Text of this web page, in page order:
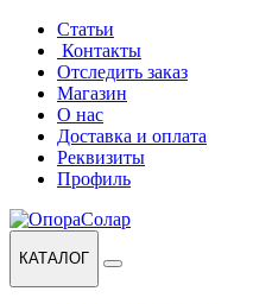
Перейти
навигации
Перейти
содержанию
Статьи
Контакты
Отследить заказ
Магазин
О нас
Доставка и оплата
Реквизиты
Профиль
КАТАЛОГ